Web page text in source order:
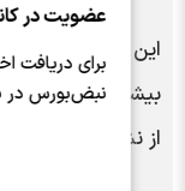
عضویت در
برای دریافت
نبض‌بورس در
این اختلاف
بیشتری در سمت
از نشانه‌های مثبت